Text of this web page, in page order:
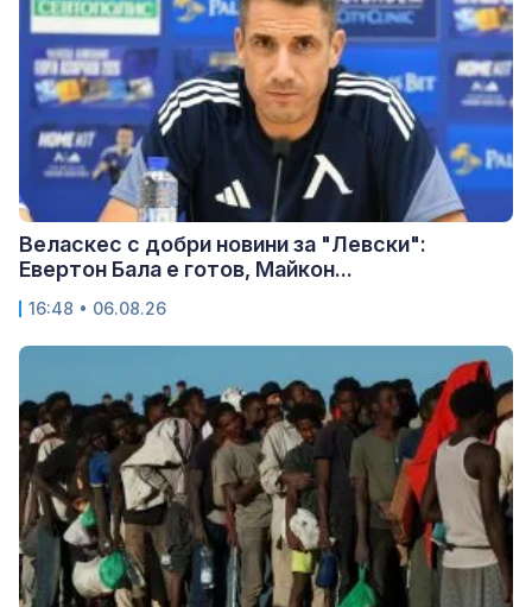
Веласкес с добри новини за "Левски":
Евертон Бала е готов, Майкон...
16:48 • 06.08.26